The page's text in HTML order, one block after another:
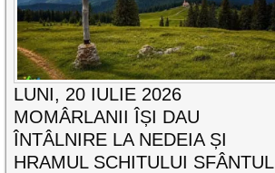
LUNI, 20 IULIE 2026
MOMÂRLANII ÎȘI DAU
ÎNTÂLNIRE LA NEDEIA ȘI
HRAMUL SCHITULUI SFÂNTUL